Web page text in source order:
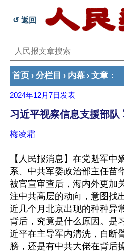
↺ 返回
首页 › 分栏目 › 内幕 › 文章 ：
2024年12月7日 发表
习近平视察信息支援部队
梅凌霜
【人民报消息】在党魁军中
系、中共军委政治部主任苗
被官宣审查后，海内外更加
注中共高层的动向，意图找
近几个月北京出现的种种异
背后，究竟是什么原因。是
近平在主导军内清洗，自断
膀，还是有中共大佬在背后